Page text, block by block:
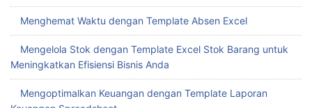
Menghemat Waktu dengan Template Absen Excel
Mengelola Stok dengan Template Excel Stok Barang untuk
Meningkatkan Efisiensi Bisnis Anda
Mengoptimalkan Keuangan dengan Template Laporan